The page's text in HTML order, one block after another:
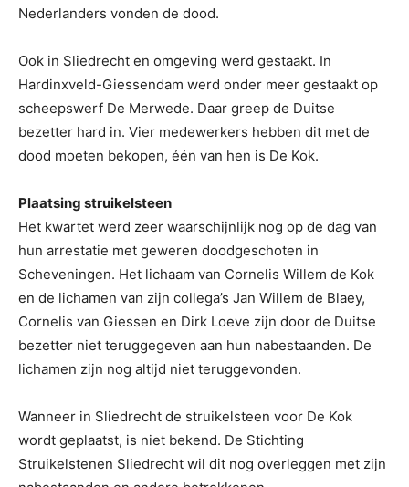
Nederlanders vonden de dood.
Ook in Sliedrecht en omgeving werd gestaakt. In
Hardinxveld-Giessendam werd onder meer gestaakt op
scheepswerf De Merwede. Daar greep de Duitse
bezetter hard in. Vier medewerkers hebben dit met de
dood moeten bekopen, één van hen is De Kok.
Plaatsing struikelsteen
Het kwartet werd zeer waarschijnlijk nog op de dag van
hun arrestatie met geweren doodgeschoten in
Scheveningen. Het lichaam van Cornelis Willem de Kok
en de lichamen van zijn collega’s Jan Willem de Blaey,
Cornelis van Giessen en Dirk Loeve zijn door de Duitse
bezetter niet teruggegeven aan hun nabestaanden. De
lichamen zijn nog altijd niet teruggevonden.
Wanneer in Sliedrecht de struikelsteen voor De Kok
wordt geplaatst, is niet bekend. De Stichting
Struikelstenen Sliedrecht wil dit nog overleggen met zijn